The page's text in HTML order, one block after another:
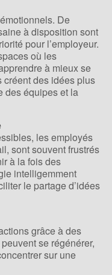
De
à disposition sont
pour l’employeur.
où les
à mieux se
créent des idées plus
des équipes et la
les employés
sont souvent frustrés
à la fois des
intelligemment
le partage d’idées
grâce à des
se régénérer,
sur une